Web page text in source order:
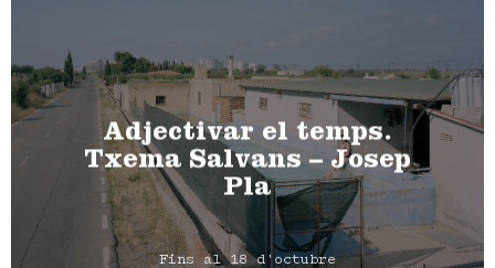
Adjectivar el temps.
Txema Salvans – Josep
Pla
Fins al 18 d'octubre